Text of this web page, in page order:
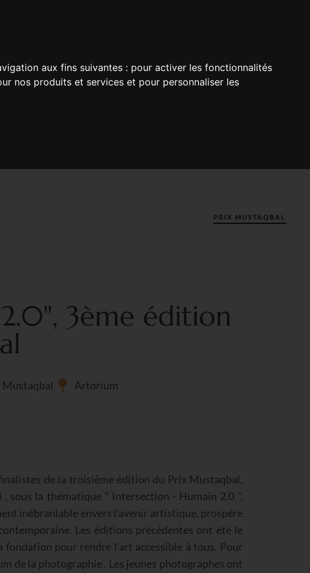
aux fins suivantes : pour activer les fonctionnalités
nos produits et services et pour personnaliser les
PRIX MUSTAQBAL
3ème édition
Mustaqbal Artorium
de la troisième édition du Prix Mustaqbal,
sous la thématique " Intersection - Humain 2.0 ".
inébranlable envers l'avenir artistique, prospère
Les éditions précédentes ont été le
pour rendre l'art accessible à tous. Pour
de la photographie . Les jeunes photographes ont